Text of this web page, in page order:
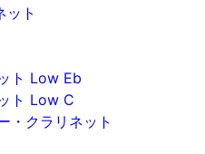
ット
ト Low Eb
ト Low C
・クラリネット